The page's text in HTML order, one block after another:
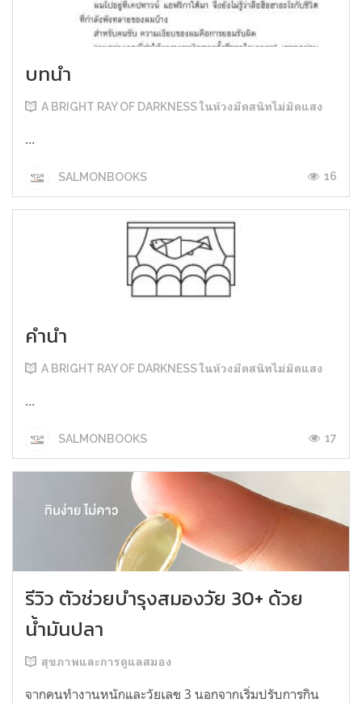
บทนำ
A BRIGHT RAY OF DARKNESS ในห้วงมืดสนิทไม่มิดแสง
...
SALMONBOOKS 16
คำนำ
A BRIGHT RAY OF DARKNESS ในห้วงมืดสนิทไม่มิดแสง
...
SALMONBOOKS 17
รีวิว ตัวช่วยบำรุงสมองวัย 30+ ด้วย
น้ำมันปลา
สุขภาพและการดูแลสมอง
จากคนทำงานหนักและวัยเลข 3 นอกจากเริ่มปรับการกิน